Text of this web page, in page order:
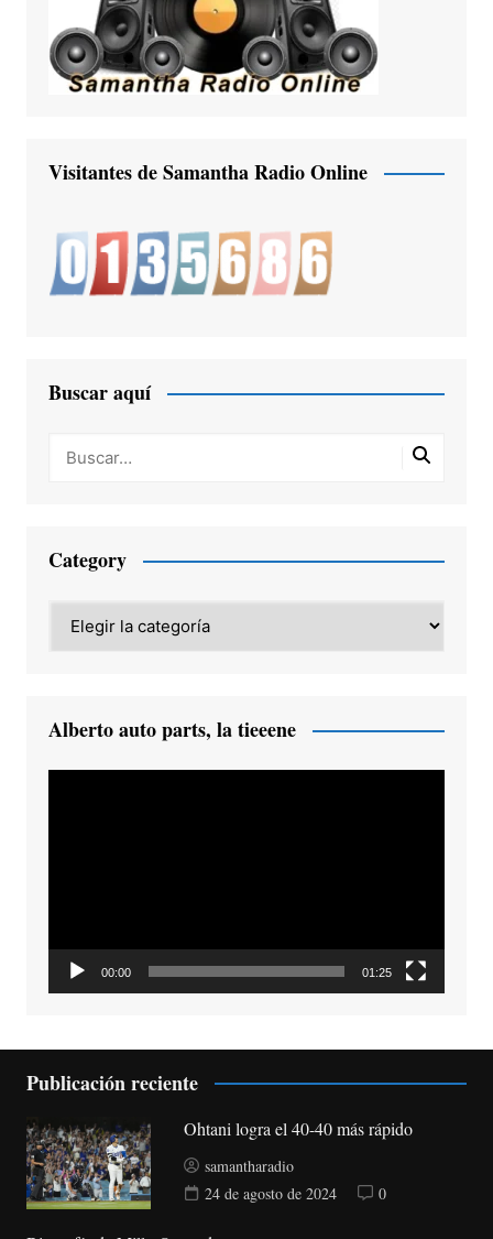
Visitantes de Samantha Radio Online
Buscar aquí
Category
Alberto auto parts, la tieeene
00:00 01:25
Publicación reciente
Ohtani logra el 40-40 más rápido
samantharadio
24 de agosto de 2024
0